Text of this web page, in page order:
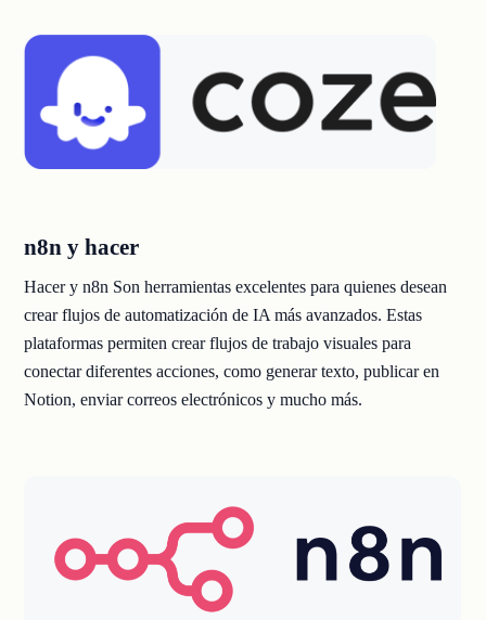
n8n y hacer
Haceryn8n Son herramientas excelentes para quienes desean
crear flujos de automatización de IA más avanzados. Estas
plataformas permiten crear flujos de trabajo visuales para
conectar diferentes acciones, como generar texto, publicar en
Notion, enviar correos electrónicos y mucho más.